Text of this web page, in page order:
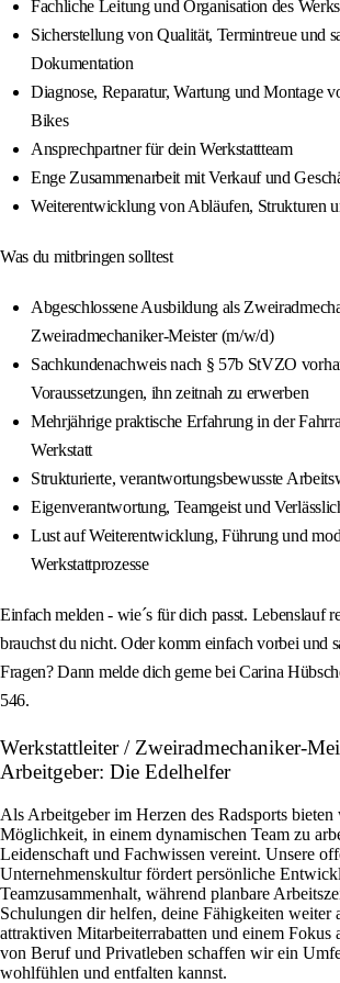
Fachliche Leitung und Organisation des
Sicherstellung von Qualität, Termintreue und
Dokumentation
Diagnose, Reparatur, Wartung und Montage
Bikes
Ansprechpartner für dein Werkstattteam
Enge Zusammenarbeit mit Verkauf und
Weiterentwicklung von Abläufen, Strukturen
Was du mitbringen solltest
Abgeschlossene Ausbildung als
Zweiradmechaniker-Meister (m/w/d)
Sachkundenachweis nach § 57b StVZO
Voraussetzungen, ihn zeitnah zu erwerben
Mehrjährige praktische Erfahrung in der
Werkstatt
Strukturierte, verantwortungsbewusste
Eigenverantwortung, Teamgeist und
Lust auf Weiterentwicklung, Führung und
Werkstattprozesse
Einfach melden - wie´s für dich passt. Lebenslauf
brauchst du nicht. Oder komm einfach vorbei und
Fragen? Dann melde dich gerne bei Carina
546.
Werkstattleiter / Zweiradmechaniker-
Arbeitgeber: Die Edelhelfer
Als Arbeitgeber im Herzen des Radsports
Möglichkeit, in einem dynamischen Team zu
Leidenschaft und Fachwissen vereint. Unsere
Unternehmenskultur fördert persönliche
Teamzusammenhalt, während planbare
Schulungen dir helfen, deine Fähigkeiten weiter
attraktiven Mitarbeiterrabatten und einem Fokus
von Beruf und Privatleben schaffen wir ein
wohlfühlen und entfalten kannst.